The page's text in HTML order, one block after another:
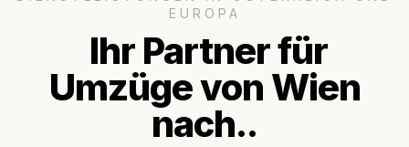
EUROPA
Ihr Partner für
Umzüge von Wien
nach..